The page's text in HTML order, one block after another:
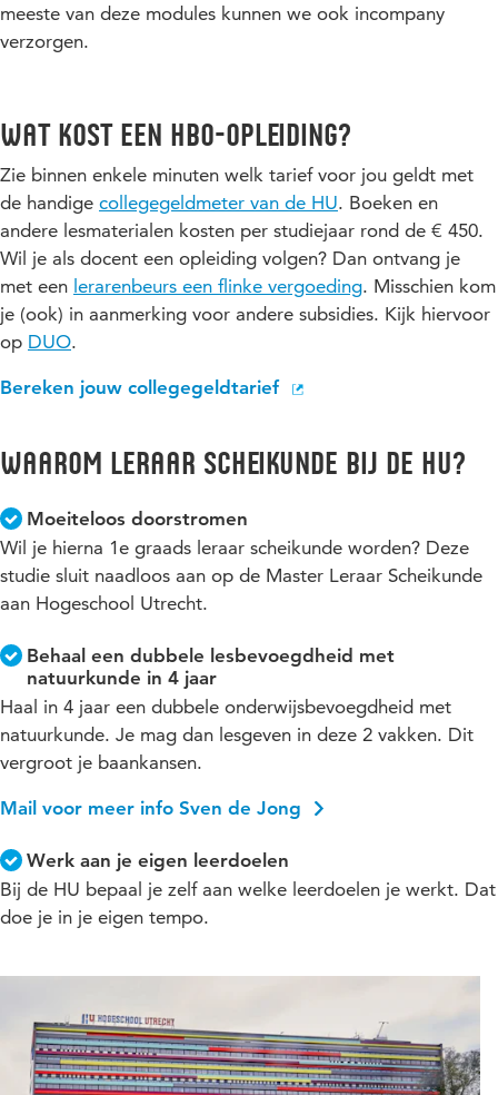
meeste van deze modules kunnen we ook incompany
verzorgen.
Wat kost een hbo-opleiding?
Zie binnen enkele minuten welk tarief voor jou geldt met
de handige collegegeldmeter van de HU. Boeken en
andere lesmaterialen kosten per studiejaar rond de € 450.
Wil je als docent een opleiding volgen? Dan ontvang je
met een lerarenbeurs een flinke vergoeding. Misschien kom
je (ook) in aanmerking voor andere subsidies. Kijk hiervoor
op DUO.
Bereken jouw collegegeldtarief
Waarom Leraar Scheikunde bij de HU?
Moeiteloos doorstromen
Wil je hierna 1e graads leraar scheikunde worden? Deze
studie sluit naadloos aan op de Master Leraar Scheikunde
aan Hogeschool Utrecht.
Behaal een dubbele lesbevoegdheid met
natuurkunde in 4 jaar
Haal in 4 jaar een dubbele onderwijsbevoegdheid met
natuurkunde. Je mag dan lesgeven in deze 2 vakken. Dit
vergroot je baankansen.
Mail voor meer info Sven de Jong
Werk aan je eigen leerdoelen
Bij de HU bepaal je zelf aan welke leerdoelen je werkt. Dat
doe je in je eigen tempo.